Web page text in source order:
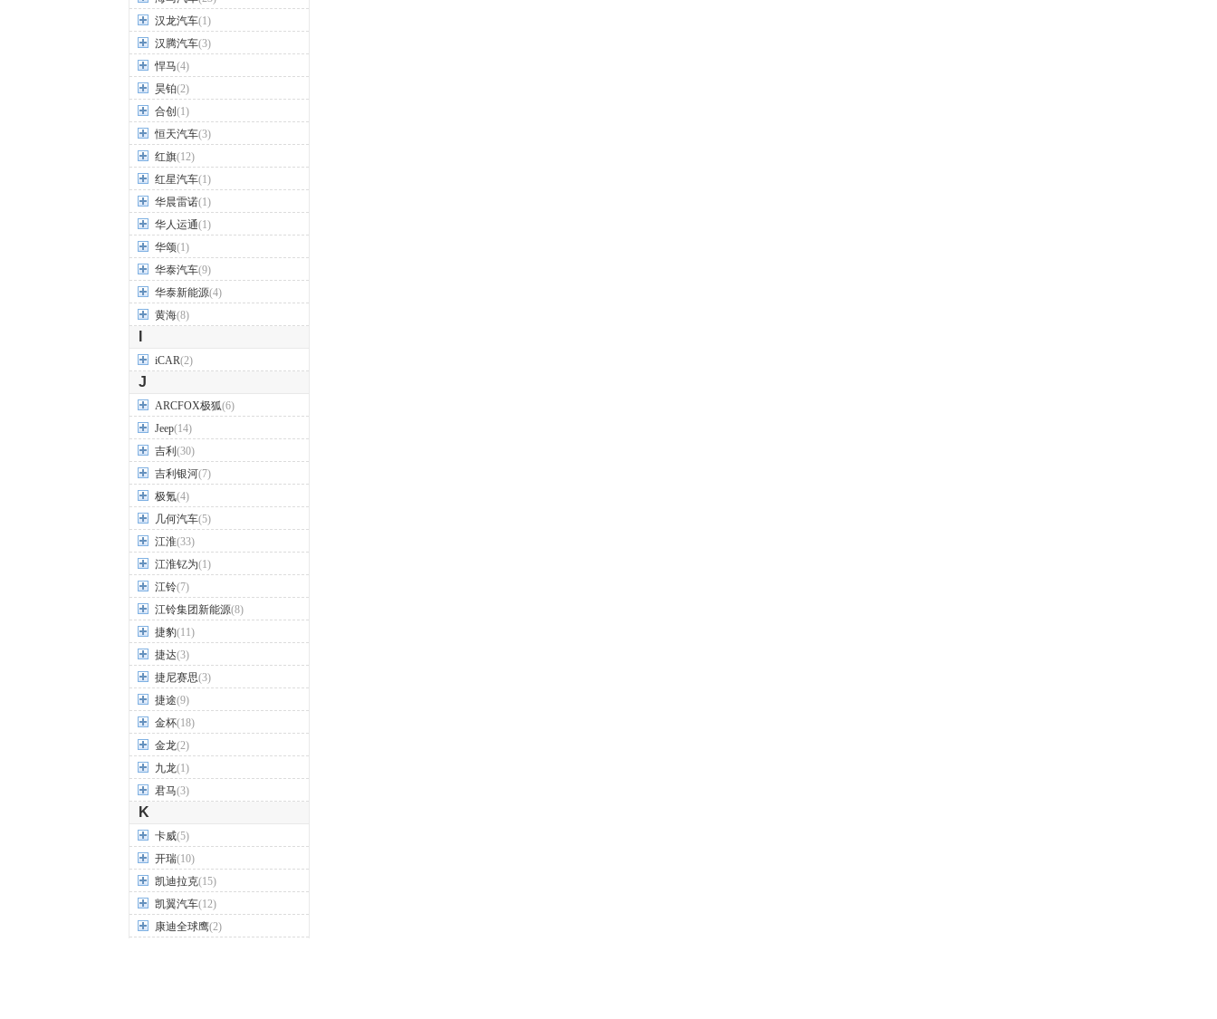
汉龙汽车(1)
汉腾汽车(3)
悍马(4)
昊铂(2)
合创 (1)
恒天汽车(3)
红旗(12)
红星汽车(1)
华晨雷诺(1)
华人运通(1)
华颂(1)
华泰汽车(9)
华泰新能源(4)
黄海(8)
iCAR(2)
J
ARCFOX极狐(6)
Jeep(14)
吉利 (30)
吉利银河(7)
极氪(4)
几何汽车(5)
江淮(33)
江淮钇为(1)
江铃(7)
江铃集团新能源(8)
捷豹(11)
捷达(3)
捷尼赛思(3)
捷途(9)
金杯(18)
金龙(2)
九龙(1)
君马(3)
K
卡威(5)
开瑞(10)
凯迪拉克(15)
凯翼汽车(12)
康迪全球鹰(2)